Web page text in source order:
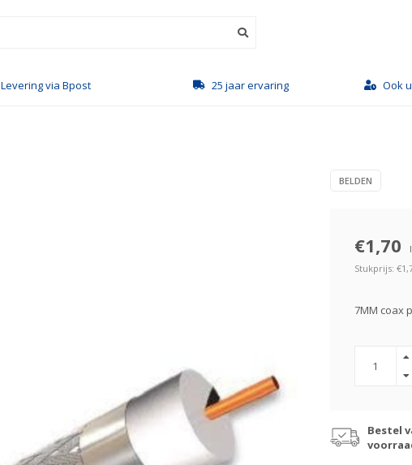
Levering via Bpost 25 jaar ervaring Ook
BELDEN
€1,70
Stukprijs:
7MM coax
Bestel